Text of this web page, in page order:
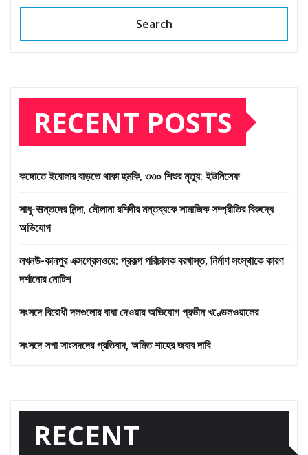
Search
RECENT POSTS
কঙ্গোতে ইবোলার বাড়তে থাকা হুমকি, ৩৩০ শিশুর মৃত্যু: ইউনিসেফ
সাধু-सন্তদের নিন্দা, মৌলানা রশিদীর মন্তব্যকে সামাজিক সম্প্রীতির বিরুদ্ধে
অভিযোগ
লখনউ-কানপুর এক্সপ্রেসওয়ে: প্রকল্প পরিচালক বরখাস্ত, নির্মাণ সংস্থাকে কারণ
দর্শানোর নোটিশ
সংসদে বিরোধী দলগুলোর বাধা দেওয়ার অভিযোগ প্রভীন খণ্ডেলওয়ালের
সংসদে সপা সাংসদদের প্রতিবাদ, অমিত শাহের জবাব দাবি
RECENT